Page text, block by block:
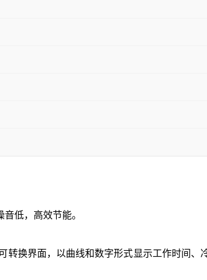
音低，高效节能。
换界面，以曲线和数字形式显示工作时间、